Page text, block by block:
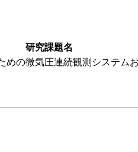
研究課題名
めの微気圧連続観測システム